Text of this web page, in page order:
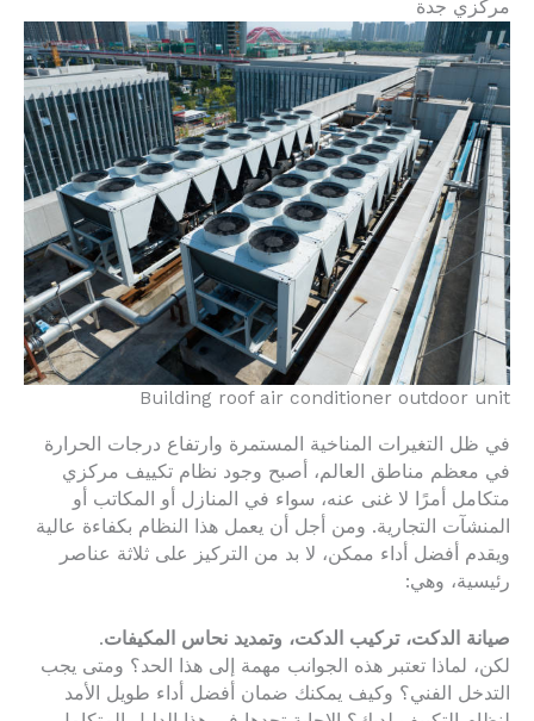
مركزي جدة
Building roof air conditioner outdoor unit
في ظل التغيرات المناخية المستمرة وارتفاع درجات الحرارة
في معظم مناطق العالم، أصبح وجود نظام تكييف مركزي
متكامل أمرًا لا غنى عنه، سواء في المنازل أو المكاتب أو
المنشآت التجارية. ومن أجل أن يعمل هذا النظام بكفاءة عالية
ويقدم أفضل أداء ممكن، لا بد من التركيز على ثلاثة عناصر
رئيسية، وهي:
صيانة الدكت، تركيب الدكت، وتمديد نحاس المكيفات.
لكن، لماذا تعتبر هذه الجوانب مهمة إلى هذا الحد؟ ومتى يجب
التدخل الفني؟ وكيف يمكنك ضمان أفضل أداء طويل الأمد